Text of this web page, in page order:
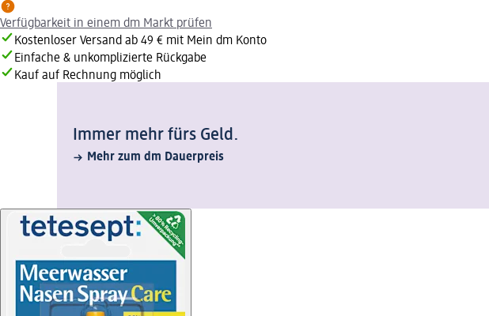
Verfügbarkeit in einem dm Markt prüfen
Kostenloser Versand ab 49 € mit Mein dm Konto
Einfache & unkomplizierte Rückgabe
Kauf auf Rechnung möglich
Immer mehr fürs Geld.
Mehr zum dm Dauerpreis